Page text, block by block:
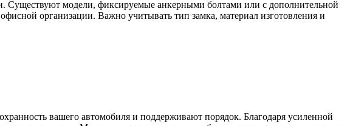
Существуют модели, фиксируемые анкерными болтами или с дополнительной
организации. Важно учитывать тип замка, материал изготовления и
вашего автомобиля и поддерживают порядок. Благодаря усиленной